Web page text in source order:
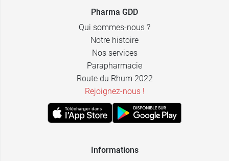
11,49 €
par 20 - Bleu 11,49 €
Pharma GDD
Qui sommes-nous ?
Notre histoire
Nos services
Parapharmacie
Route du Rhum 2022
Rejoignez-nous !
Informations